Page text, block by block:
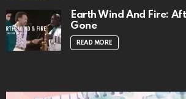
Earth Wind And Fire:
Gone
READ MORE